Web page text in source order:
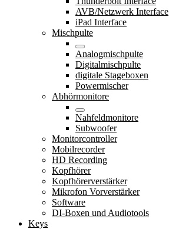
AVB/Netzwerk Interface
iPad Interface
Mischpulte
Analogmischpulte
Digitalmischpulte
digitale Stageboxen
Powermischer
Abhörmonitore
Nahfeldmonitore
Subwoofer
Monitorcontroller
Mobilrecorder
HD Recording
Kopfhörer
Kopfhörerverstärker
Mikrofon Vorverstärker
Software
DI-Boxen und Audiotools
Keys